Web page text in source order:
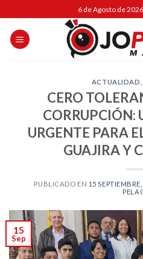
to
content
6 de Agosto de 2026
ACTUALIDAD
CERO
CORRUPCIÓN:
URGENTE PARA
GUAJIRA Y
PUBLICADO EN 15
15
Sep